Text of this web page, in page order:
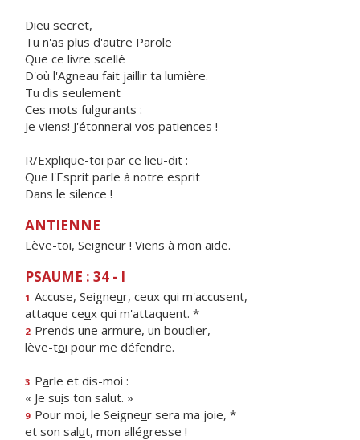
Dieu secret,
Tu n'as plus d'autre Parole
Que ce livre scellé
D'où l'Agneau fait jaillir ta lumière.
Tu dis seulement
Ces mots fulgurants :
Je viens! J'étonnerai vos patiences !
R/Explique-toi par ce lieu-dit :
Que l'Esprit parle à notre esprit
Dans le silence !
ANTIENNE
Lève-toi, Seigneur ! Viens à mon aide.
PSAUME : 34 - I
1 Accuse, Seigneur, ceux qui m'accusent,
attaque ceux qui m'attaquent. *
2 Prends une armure, un bouclier,
lève-toi pour me défendre.
3 Parle et dis-moi :
« Je suis ton salut. »
9 Pour moi, le Seigneur sera ma joie, *
et son salut, mon allégresse !